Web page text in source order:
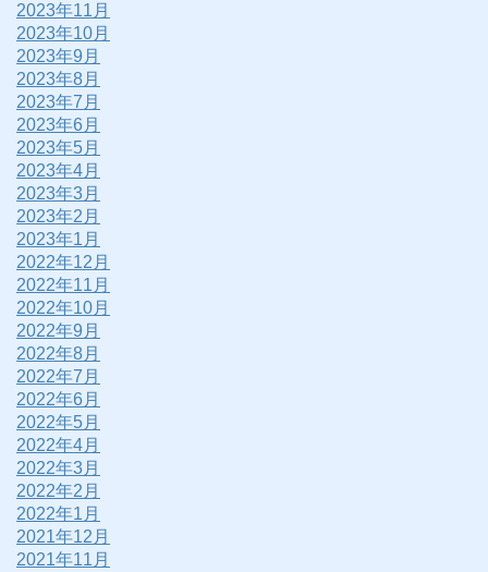
2023年11月
2023年10月
2023年9月
2023年8月
2023年7月
2023年6月
2023年5月
2023年4月
2023年3月
2023年2月
2023年1月
2022年12月
2022年11月
2022年10月
2022年9月
2022年8月
2022年7月
2022年6月
2022年5月
2022年4月
2022年3月
2022年2月
2022年1月
2021年12月
2021年11月